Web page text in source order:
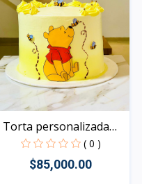
Torta personalizada
de...
( 0 )
$85,000.00